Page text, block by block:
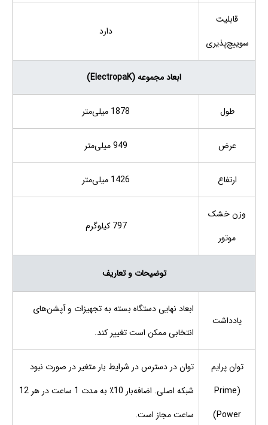
قابلیت
سوییچ‌پذیری
دارد
ابعاد مجموعه (ElectropaK)
طول 1878 میلی‌متر
عرض 949 میلی‌متر
ارتفاع 1426 میلی‌متر
وزن خشک
موتور
797 کیلوگرم
توضیحات و تعاریف
یادداشت
ابعاد نهایی دستگاه بسته به تجهیزات و آپشن‌های
انتخابی ممکن است تغییر کند.
توان پرایم
(Prime
Power)
توان در دسترس در شرایط بار متغیر در صورت نبود
شبکه اصلی. اضافه‌بار 10٪ به مدت 1 ساعت در هر 12
ساعت مجاز است.